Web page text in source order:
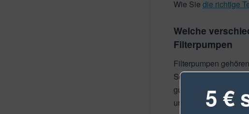
Wie Sie die richtige
Welche
Filterpumpen
Filterpumpen
Schmutzpartikeln
gute Wasserqualität
unterteilt..5 €